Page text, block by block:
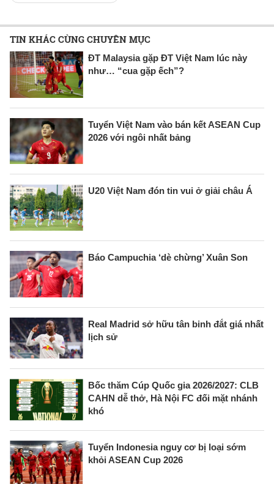
TIN KHÁC CÙNG CHUYÊN MỤC
ĐT Malaysia gặp ĐT Việt Nam lúc này
như… “cua gặp ếch”?
Tuyển Việt Nam vào bán kết ASEAN Cup
2026 với ngôi nhất bảng
U20 Việt Nam đón tin vui ở giải châu Á
Báo Campuchia ‘dè chừng’ Xuân Son
Real Madrid sở hữu tân binh đắt giá nhất
lịch sử
Bốc thăm Cúp Quốc gia 2026/2027: CLB
CAHN dễ thở, Hà Nội FC đối mặt nhánh
khó
Tuyển Indonesia nguy cơ bị loại sớm
khỏi ASEAN Cup 2026